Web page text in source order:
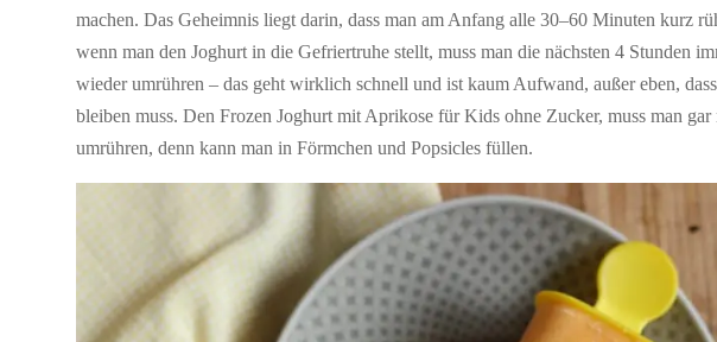
machen. Das Geheimnis liegt darin, dass man am Anfang alle 30–60 Minuten kurz
wenn man den Joghurt in die Gefriertruhe stellt, muss man die nächsten 4 Stunden
wieder umrühren – das geht wirklich schnell und ist kaum Aufwand, außer eben,
bleiben muss. Den Frozen Joghurt mit Aprikose für Kids ohne Zucker, muss man gar
umrühren, denn kann man in Förmchen und Popsicles füllen.